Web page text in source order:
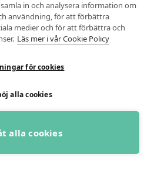
in och analysera information om
användning, för att förbättra
medier och för att förbättra och
Läs mer i vår Cookie Policy
för cookies
alla cookies
alla cookies
Alla analyser
Funktionsanalys
Löpteknikanalys
Kroppssammansättning
HB Analys